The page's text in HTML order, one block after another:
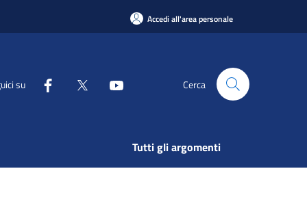
Accedi all'area personale
su Cerca
Tutti gli argomenti